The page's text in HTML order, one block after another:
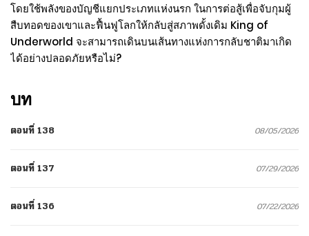
โดยใช้พลังของบัญชีแยกประเภทแห่งนรก ในการต่อสู้เพื่อจับกุมผู้
สืบทอดของเขาและฟื้นฟูโลกให้กลับสู่สภาพดั้งเดิม King of
Underworld จะสามารถเดินบนเส้นทางแห่งการกลับชาติมาเกิด
ได้อย่างปลอดภัยหรือไม่?
บท
ตอนที่ 138 08/05/2026
ตอนที่ 137 07/29/2026
ตอนที่ 136 07/22/2026